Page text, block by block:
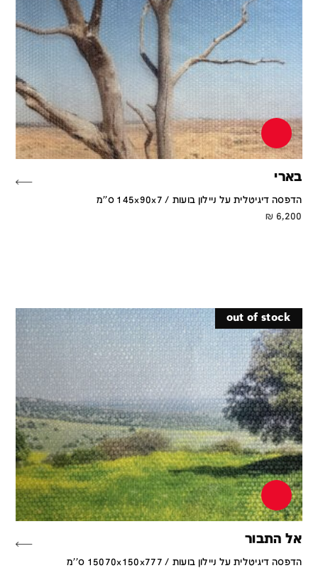
בארי
הדפסה דיגיטלית על ניילון בועות / 145x90x7 ס''מ
6,200
₪
out of stock
אל התבור
הדפסה דיגיטלית על ניילון בועות / 15070x150x777 ס''מ